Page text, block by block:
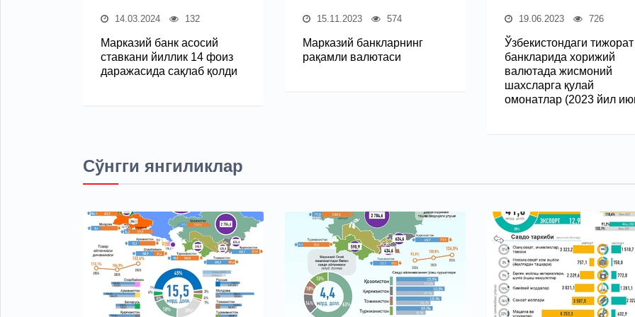
14.03.2024 132
Марказий банк асосий
ставкани йиллик 14 фоиз
даражасида сақлаб қолди
15.11.2023 574
Марказий банкларнинг
рақамли валютаси
19.06.2023 726
Ўзбекистондаги тижорат
банкларида хорижий
валютада жисмоний
шахсларга қулай
омонатлар (2023 йил
Сўнгги янгиликлар